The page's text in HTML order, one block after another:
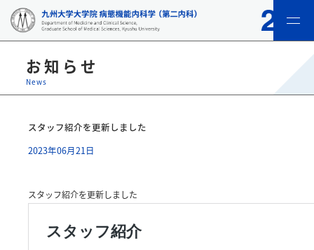
menu
お知らせ
News
スタッフ紹介を更新しました
2023年06月21日
スタッフ紹介を更新しました